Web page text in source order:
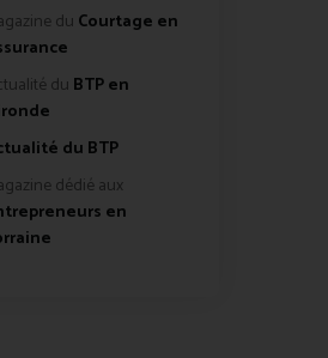
du Courtage en
du BTP en
du BTP
dédié aux
en